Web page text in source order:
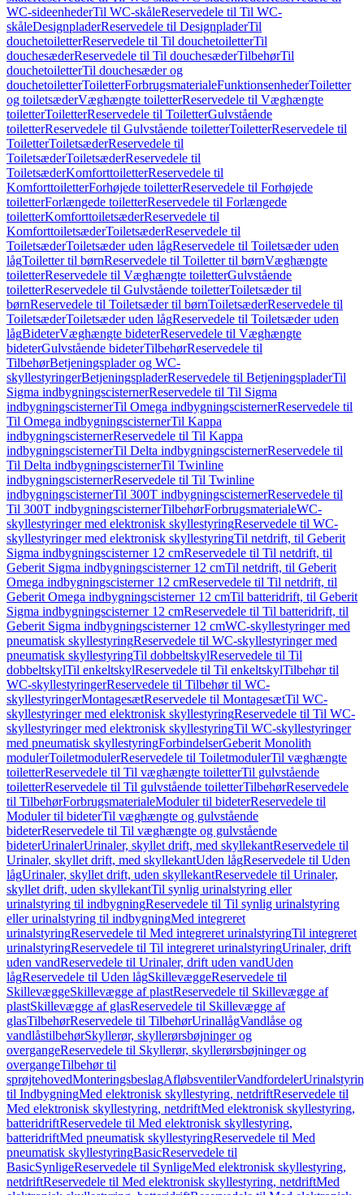
WC-sideenhederTil WC-skåleReservedele til Til WC-
skåleDesignpladerReservedele til DesignpladerTil
douchetoiletterReservedele til Til douchetoiletterTil
douchesæderReservedele til Til douchesæderTilbehørTil
douchetoiletterTil douchesæder og
douchetoiletterToiletterForbrugsmaterialeFunktionsenhederToiletter
og toiletsæderVæghængte toiletterReservedele til Væghængte
toiletterToiletterReservedele til ToiletterGulvstående
toiletterReservedele til Gulvstående toiletterToiletterReservedele til
ToiletterToiletsæderReservedele til
ToiletsæderToiletsæderReservedele til
ToiletsæderKomforttoiletterReservedele til
KomforttoiletterForhøjede toiletterReservedele til Forhøjede
toiletterForlængede toiletterReservedele til Forlængede
toiletterKomforttoiletsæderReservedele til
KomforttoiletsæderToiletsæderReservedele til
ToiletsæderToiletsæder uden lågReservedele til Toiletsæder uden
lågToiletter til børnReservedele til Toiletter til børnVæghængte
toiletterReservedele til Væghængte toiletterGulvstående
toiletterReservedele til Gulvstående toiletterToiletsæder til
børnReservedele til Toiletsæder til børnToiletsæderReservedele til
ToiletsæderToiletsæder uden lågReservedele til Toiletsæder uden
lågBideterVæghængte bideterReservedele til Væghængte
bideterGulvstående bideterTilbehørReservedele til
TilbehørBetjeningsplader og WC-
skyllestyringerBetjeningspladerReservedele til BetjeningspladerTil
Sigma indbygningscisternerReservedele til Til Sigma
indbygningscisternerTil Omega indbygningscisternerReservedele til
Til Omega indbygningscisternerTil Kappa
indbygningscisternerReservedele til Til Kappa
indbygningscisternerTil Delta indbygningscisternerReservedele til
Til Delta indbygningscisternerTil Twinline
indbygningscisternerReservedele til Til Twinline
indbygningscisternerTil 300T indbygningscisternerReservedele til
Til 300T indbygningscisternerTilbehørForbrugsmaterialeWC-
skyllestyringer med elektronisk skyllestyringReservedele til WC-
skyllestyringer med elektronisk skyllestyringTil netdrift, til Geberit
Sigma indbygningscisterner 12 cmReservedele til Til netdrift, til
Geberit Sigma indbygningscisterner 12 cmTil netdrift, til Geberit
Omega indbygningscisterner 12 cmReservedele til Til netdrift, til
Geberit Omega indbygningscisterner 12 cmTil batteridrift, til Geberit
Sigma indbygningscisterner 12 cmReservedele til Til batteridrift, til
Geberit Sigma indbygningscisterner 12 cmWC-skyllestyringer med
pneumatisk skyllestyringReservedele til WC-skyllestyringer med
pneumatisk skyllestyringTil dobbeltskylReservedele til Til
dobbeltskylTil enkeltskylReservedele til Til enkeltskylTilbehør til
WC-skyllestyringerReservedele til Tilbehør til WC-
skyllestyringerMontagesætReservedele til MontagesætTil WC-
skyllestyringer med elektronisk skyllestyringReservedele til Til WC-
skyllestyringer med elektronisk skyllestyringTil WC-skyllestyringer
med pneumatisk skyllestyringForbindelserGeberit Monolith
modulerToiletmodulerReservedele til ToiletmodulerTil væghængte
toiletterReservedele til Til væghængte toiletterTil gulvstående
toiletterReservedele til Til gulvstående toiletterTilbehørReservedele
til TilbehørForbrugsmaterialeModuler til bideterReservedele til
Moduler til bideterTil væghængte og gulvstående
bideterReservedele til Til væghængte og gulvstående
bideterUrinalerUrinaler, skyllet drift, med skyllekantReservedele til
Urinaler, skyllet drift, med skyllekantUden lågReservedele til Uden
lågUrinaler, skyllet drift, uden skyllekantReservedele til Urinaler,
skyllet drift, uden skyllekantTil synlig urinalstyring eller
urinalstyring til indbygningReservedele til Til synlig urinalstyring
eller urinalstyring til indbygningMed integreret
urinalstyringReservedele til Med integreret urinalstyringTil integreret
urinalstyringReservedele til Til integreret urinalstyringUrinaler, drift
uden vandReservedele til Urinaler, drift uden vandUden
lågReservedele til Uden lågSkillevæggeReservedele til
SkillevæggeSkillevægge af plastReservedele til Skillevægge af
plastSkillevægge af glasReservedele til Skillevægge af
glasTilbehørReservedele til TilbehørUrinallågVandlåse og
vandlåstilbehørSkyllerør, skyllerørsbøjninger og
overgangeReservedele til Skyllerør, skyllerørsbøjninger og
overgangeTilbehør til
sprøjtehovedMonteringsbeslagAfløbsventilerVandfordeler
til IndbygningMed elektronisk skyllestyring, netdriftReservedele til
Med elektronisk skyllestyring, netdriftMed elektronisk skyllestyring,
batteridriftReservedele til Med elektronisk skyllestyring,
batteridriftMed pneumatisk skyllestyringReservedele til Med
pneumatisk skyllestyringBasicReservedele til
BasicSynligeReservedele til SynligeMed elektronisk skyllestyring,
netdriftReservedele til Med elektronisk skyllestyring, netdriftMed